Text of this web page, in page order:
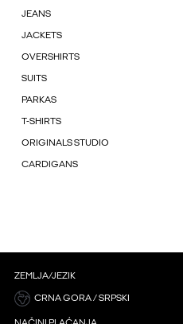
JEANS
JACKETS
OVERSHIRTS
SUITS
PARKAS
T-SHIRTS
ORIGINALS STUDIO
CARDIGANS
ZEMLJA/JEZIK
CRNA GORA / SRPSKI